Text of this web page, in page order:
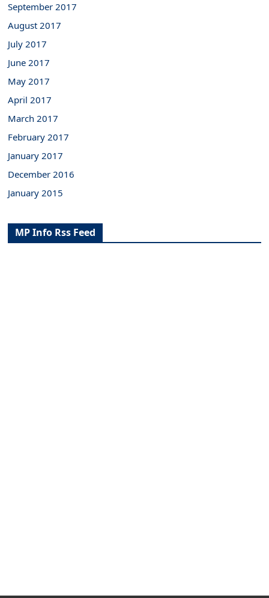
September 2017
August 2017
July 2017
June 2017
May 2017
April 2017
March 2017
February 2017
January 2017
December 2016
January 2015
MP Info Rss Feed